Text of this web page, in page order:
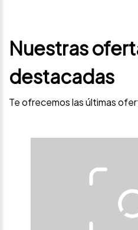
Nuestras
destacadas
Te ofrecemos las últimas